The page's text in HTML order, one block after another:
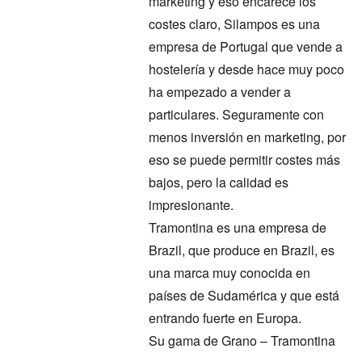
costes claro, Silampos es una
empresa de Portugal que vende a
hostelería y desde hace muy poco
ha empezado a vender a
particulares. Seguramente con
menos inversión en marketing, por
eso se puede permitir costes más
bajos, pero la calidad es
impresionante.
Tramontina es una empresa de
Brazil, que produce en Brazil, es
una marca muy conocida en
países de Sudamérica y que está
entrando fuerte en Europa.
Su gama de Grano – Tramontina